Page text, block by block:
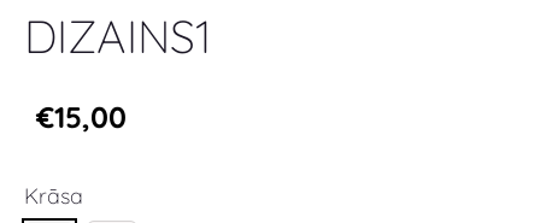
DIZAINS1
€15,00
Krāsa